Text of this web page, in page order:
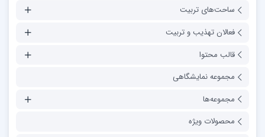
ساحت‌های تربیت
فعالان تهذیب و تربیت
قالب محتوا
مجموعه نمایشگاهی
مجموعه‌ها
محصولات ویژه